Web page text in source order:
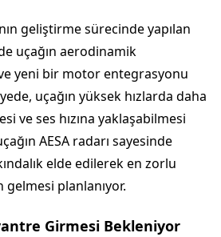
geliştirme sürecinde yapılan
uçağın aerodinamik
yeni bir motor entegrasyonu
uçağın yüksek hızlarda daha
ve ses hızına yaklaşabilmesi
AESA radarı sayesinde
elde edilerek en zorlu
planlanıyor.
Girmesi Bekleniyor